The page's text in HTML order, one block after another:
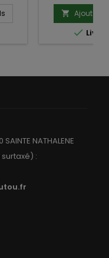
 Ajouter

SAINTE NATHALENE
: